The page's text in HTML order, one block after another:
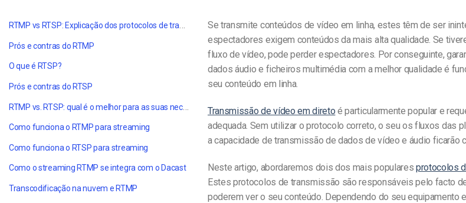
RTMP vs RTSP: Explicação dos protocolos de transmissão em fluxo contínuo
Prós e contras do RTMP
O que é RTSP?
Prós e contras do RTSP
RTMP vs. RTSP: qual é o melhor para as suas necessidades?
Como funciona o RTMP para streaming
Como funciona o RTSP para streaming
Como o streaming RTMP se integra com o Dacast
Transcodificação na nuvem e RTMP
Se transmite conteúdos de vídeo em linha, estes têm de ser
espectadores exigem conteúdos da mais alta qualidade. Se
fluxo de vídeo, pode perder espectadores. Por conseguinte,
dados áudio e ficheiros multimédia com a melhor qualidade é
seu conteúdo em linha.
Transmissão de vídeo em direto é particularmente popular e
adequada. Sem utilizar o protocolo correto, o seu os fluxos das
a capacidade de transmissão de dados de vídeo e áudio ficarão
Neste artigo, abordaremos dois dos mais populares protocolos
Estes protocolos de transmissão são responsáveis pelo facto
poderem ver o seu conteúdo. Dependendo do seu equipamento